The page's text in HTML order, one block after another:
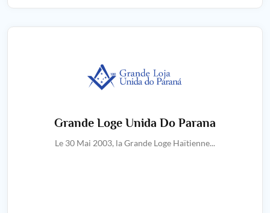
Grande Loge Unida Do Parana
Le 30 Mai 2003, la Grande Loge Haïtienne...